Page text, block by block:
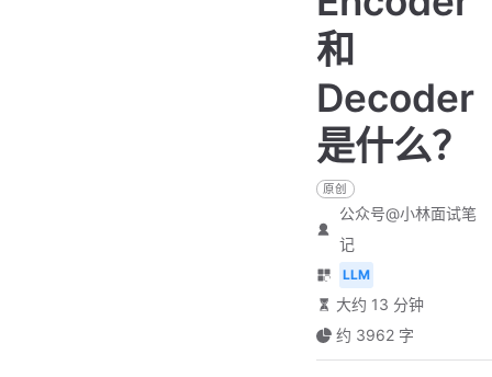
和
Decoder
是什么？
原创
公众号@小林面试笔
记
LLM
大约 13 分钟
约 3962 字